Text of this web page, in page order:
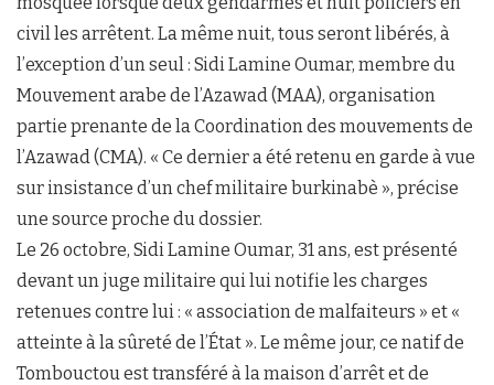
civil les arrêtent. La même nuit, tous seront libérés, à
l’exception d’un seul : Sidi Lamine Oumar, membre du
Mouvement arabe de l’Azawad (MAA), organisation
partie prenante de la Coordination des mouvements de
l’Azawad (CMA). « Ce dernier a été retenu en garde à vue
sur insistance d’un chef militaire burkinabè », précise
une source proche du dossier.
Le 26 octobre, Sidi Lamine Oumar, 31 ans, est présenté
devant un juge militaire qui lui notifie les charges
retenues contre lui : « association de malfaiteurs » et «
atteinte à la sûreté de l’État ». Le même jour, ce natif de
Tombouctou est transféré à la maison d’arrêt et de